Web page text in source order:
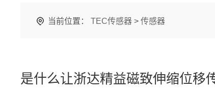
当前位置： TEC传感器 > 传感器
是什么让浙达精益磁致伸缩位移